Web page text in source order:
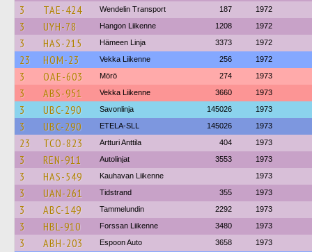
3 TAE-424 Wendelin Transport 187 1972
3 UYH-78 Hangon Liikenne 1208 1972
3 HAS-215 Hämeen Linja 3373 1972
23 HOM-23 Vekka Liikenne 256 1972
3 OAE-603 Mörö 274 1973
3 ABS-951 Vekka Liikenne 3660 1973
3 UBC-290 Savonlinja 145026 1973
3 UBC-290 ETELA-SLL 145026 1973
23 TCO-823 Artturi Anttila 404 1973
3 REN-911 Autolinjat 3553 1973
3 HAS-549 Kauhavan Liikenne 1973
3 UAN-261 Tidstrand 355 1973
3 ABC-149 Tammelundin 2292 1973
3 HBL-910 Forssan Liikenne 3480 1973
3 ABH-203 Espoon Auto 3658 1973